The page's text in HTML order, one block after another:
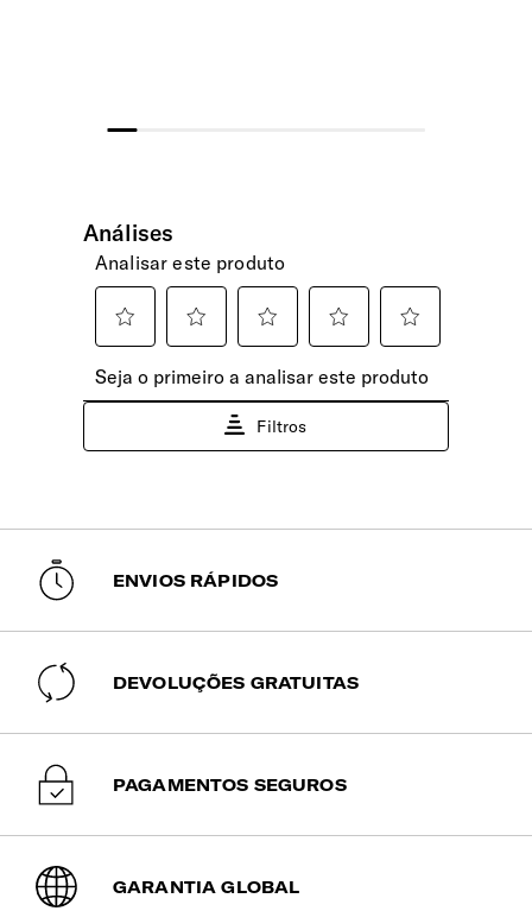
sistema de segurança global que permite aos agentes de
segurança alfandegária abrir, inspecionar e retrancar a sua
bagagem sem danos.
4 Rodas duplas com rolamentos e rotação 360º para
deslizar suave e silencioso.
Capacidade de Carga Aprox.
10 Kg
Forrado, com cintas ajustáveis. Painel divisório removível
com bolso com fecho de correr para guardar o vestuário
mais delicado.
Compartimento Inferior
mais delicado.
ENVIOS RÁPIDOS
DEVOLUÇÕES GRATUITAS
PAGAMENTOS SEGUROS
GARANTIA GLOBAL